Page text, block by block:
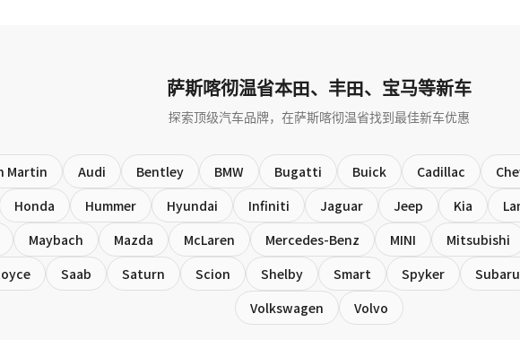
萨斯喀彻温省本田、丰田、宝马等新车
探索顶级汽车品牌，在萨斯喀彻温省找到最佳新车优惠
Martin Audi Bentley BMW Bugatti Buick Cadillac
Honda Hummer Hyundai Infiniti Jaguar Jeep Kia
Maybach Mazda McLaren Mercedes-Benz MINI
Mitsubishi
Saab Saturn Scion Shelby Smart Spyker
Subaru
Volkswagen
Volvo